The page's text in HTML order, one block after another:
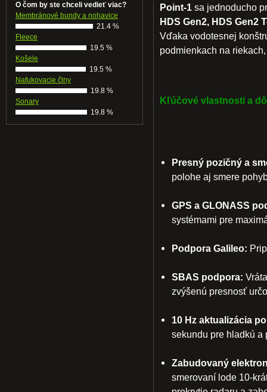
Point-1 sa jednoducho
HDS Gen2, HDS Gen2
Vďaka vodotesnej
podmienkach na
Kľúčové vlastnosti a
Presný pozičný a
polohe aj smere
GPS a GLONASS
systémami pre
Podpora Galileo:
SBAS podpora:
zvýšenú presnosť
10 Hz aktualizácia
sekundu pre hladkú a
Zabudovaný
smerovaní lode 10-
O čom by ste chceli vedieť viac?
Membránové bundy a nohavice
21.4 %
Fleece
19.5 %
Košele
19.5 %
Nafukovacie člny
19.8 %
Sonary
19.8 %